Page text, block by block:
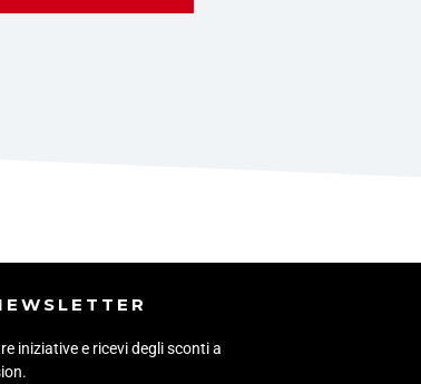
iniziative e ricevi degli sconti a